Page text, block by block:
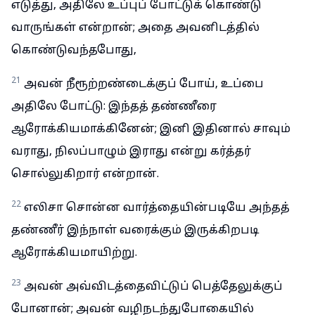
எடுத்து, அதிலே உப்புப் போட்டுக் கொண்டு
வாருங்கள் என்றான்; அதை அவனிடத்தில்
கொண்டுவந்தபோது,
21 அவன் நீரூற்றண்டைக்குப் போய், உப்பை
அதிலே போட்டு: இந்தத் தண்ணீரை
ஆரோக்கியமாக்கினேன்; இனி இதினால் சாவும்
வராது, நிலப்பாழும் இராது என்று கர்த்தர்
சொல்லுகிறார் என்றான்.
22 எலிசா சொன்ன வார்த்தையின்படியே அந்தத்
தண்ணீர் இந்நாள் வரைக்கும் இருக்கிறபடி
ஆரோக்கியமாயிற்று.
23 அவன் அவ்விடத்தைவிட்டுப் பெத்தேலுக்குப்
போனான்; அவன் வழிநடந்துபோகையில்